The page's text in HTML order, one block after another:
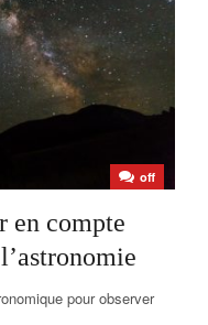
off
en compte
pour observer